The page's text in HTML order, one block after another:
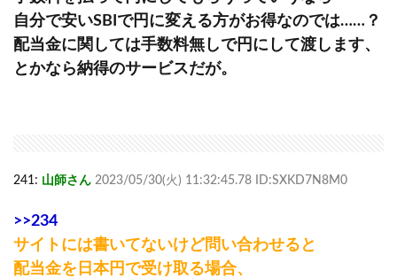
自分で安いSBIで円に変える方がお得なのでは……？
配当金に関しては手数料無しで円にして渡します、
とかなら納得のサービスだが。
241: 山師さん 2023/05/30(火) 11:32:45.78 ID:SXKD7N8M0
>>234
サイトには書いてないけど問い合わせると
配当金を日本円で受け取る場合、